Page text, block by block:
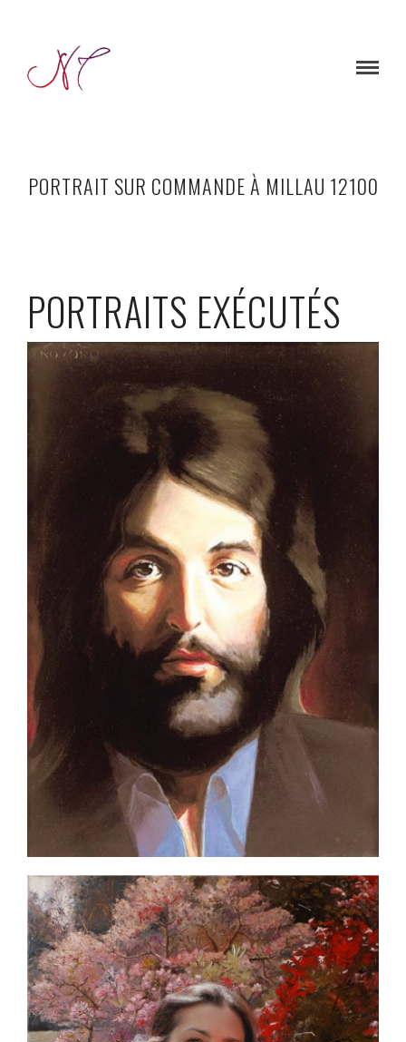
PORTRAIT SUR COMMANDE À MILLAU 12100
PORTRAITS EXÉCUTÉS